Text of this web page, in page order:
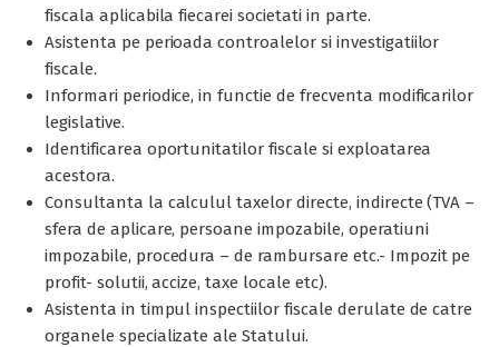
fiscala aplicabila fiecarei societati in parte.
Asistenta pe perioada controalelor si investigatiilor
fiscale.
Informari periodice, in functie de frecventa modificarilor
legislative.
Identificarea oportunitatilor fiscale si exploatarea
acestora.
Consultanta la calculul taxelor directe, indirecte (TVA –
sfera de aplicare, persoane impozabile, operatiuni
impozabile, procedura – de rambursare etc.- Impozit pe
profit- solutii, accize, taxe locale etc).
Asistenta in timpul inspectiilor fiscale derulate de catre
organele specializate ale Statului.